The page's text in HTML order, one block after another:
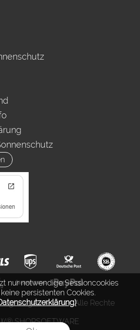
nur notwendige Sessioncookies
persistenten Cookies.
.
Jürgen Auderer. Alle Rechte
SHOPSOFTWARE